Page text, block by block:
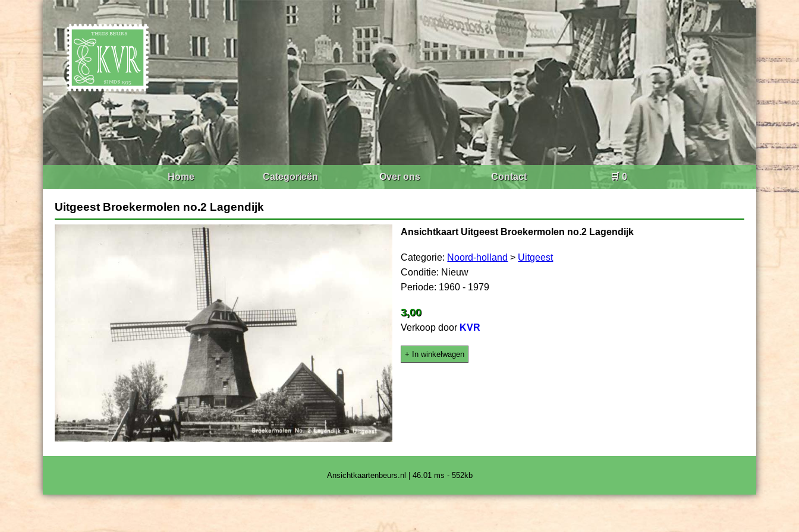
Home Categorieën Over ons Contact 🛒 0
Uitgeest Broekermolen no.2 Lagendijk
Ansichtkaart Uitgeest Broekermolen no.2 Lagendijk
Categorie: Noord-holland > Uitgeest
Conditie: Nieuw
Periode: 1960 - 1979
3,00
Verkoop door KVR
+ In winkelwagen
Ansichtkaartenbeurs.nl | 46.01 ms - 552kb